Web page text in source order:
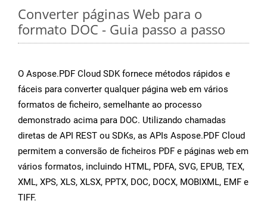
Converter páginas Web para o
formato DOC - Guia passo a passo
O Aspose.PDF Cloud SDK fornece métodos rápidos e
fáceis para converter qualquer página web em vários
formatos de ficheiro, semelhante ao processo
demonstrado acima para DOC. Utilizando chamadas
diretas de API REST ou SDKs, as APIs Aspose.PDF Cloud
permitem a conversão de ficheiros PDF e páginas web em
vários formatos, incluindo HTML, PDFA, SVG, EPUB, TEX,
XML, XPS, XLS, XLSX, PPTX, DOC, DOCX, MOBIXML, EMF e
TIFF.